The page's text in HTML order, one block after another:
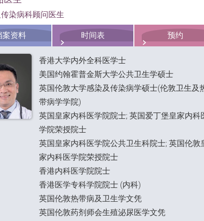
染病科顾问医生
案资料 时间表 预约
香港大学内外全科医学士
美国约翰霍普金斯大学公共卫生学硕士
英国伦敦大学感染及传染病学硕士(伦敦卫生及
带病学学院)
英国皇家内科医学院院士; 英国爱丁堡皇家内科
学院荣授院士
英国皇家内科医学院公共卫生科院士; 英国伦敦
家内科医学院荣授院士
香港内科医学院院士
香港医学专科学院院士 (内科)
英国伦敦热带病及卫生学文凭
英国伦敦药剂师会生殖泌尿医学文凭